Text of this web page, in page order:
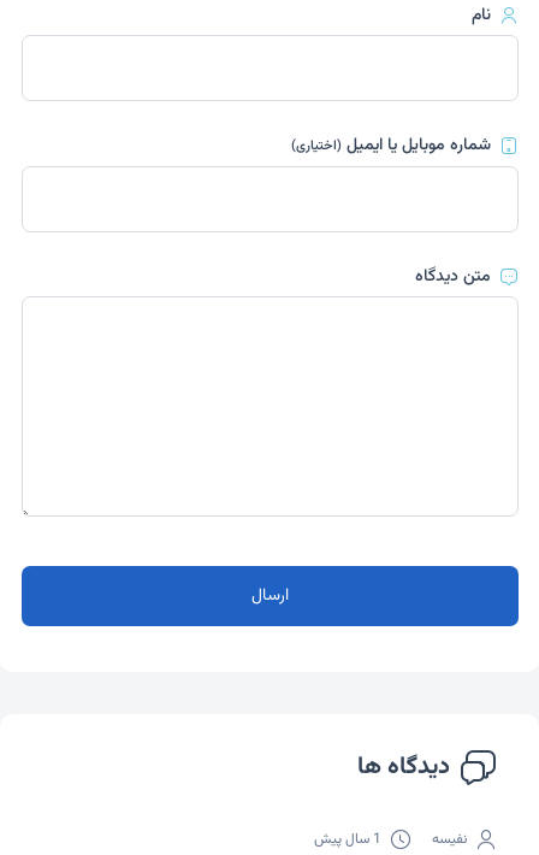
نام
شماره موبایل یا ایمیل(اختیاری)
متن دیدگاه
ارسال
دیدگاه ها
نفیسه 1 سال پیش